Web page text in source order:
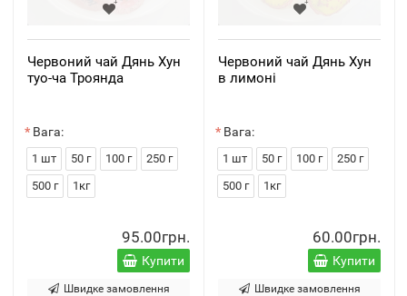
Червоний чай Дянь Хун
туо-ча Троянда
Вага:
1 шт 50 г 100 г
250 г
500 г
1кг
95.00грн.
Купити
Швидке замовлення
Червоний чай Дянь Хун
в лимоні
Вага:
1 шт 50 г 100 г
250 г
500 г
1кг
60.00грн.
Купити
Швидке замовлення